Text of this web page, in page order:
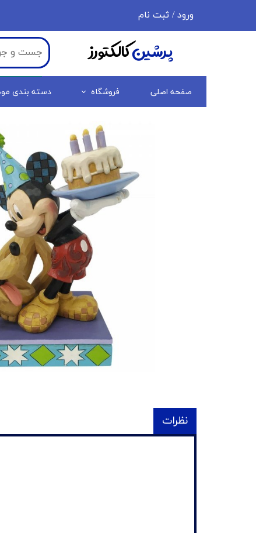
ورود / ثبت نام
حساب کاربری من
تغییر گذر واژه
سفارشات
خروج از حساب کاربری
صفحه اصلی فروشگاه دسته بندی
پرشینکالکتورز
نظرات